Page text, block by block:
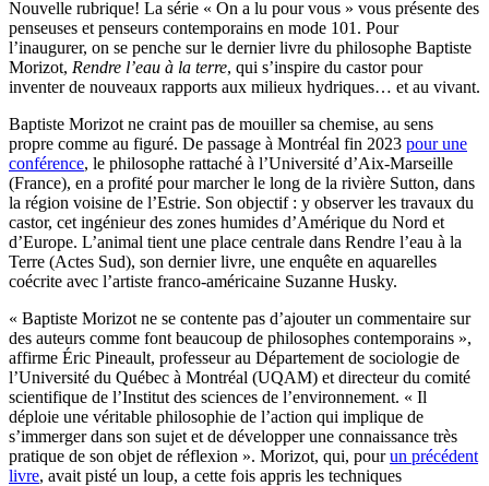
Nouvelle rubrique! La série « On a lu pour vous » vous présente des
penseuses et penseurs contemporains en mode 101. Pour
l’inaugurer, on se penche sur le dernier livre du philosophe Baptiste
Morizot, Rendre l’eau à la terre, qui s’inspire du castor pour
inventer de nouveaux rapports aux milieux hydriques… et au vivant.
Baptiste Morizot ne craint pas de mouiller sa chemise, au sens
propre comme au figuré. De passage à Montréal fin 2023 pour une
conférence, le philosophe rattaché à l’Université d’Aix-Marseille
(France), en a profité pour marcher le long de la rivière Sutton, dans
la région voisine de l’Estrie. Son objectif : y observer les travaux du
castor, cet ingénieur des zones humides d’Amérique du Nord et
d’Europe. L’animal tient une place centrale dans Rendre l’eau à la
Terre (Actes Sud), son dernier livre, une enquête en aquarelles
coécrite avec l’artiste franco-américaine Suzanne Husky.
« Baptiste Morizot ne se contente pas d’ajouter un commentaire sur
des auteurs comme font beaucoup de philosophes contemporains »,
affirme Éric Pineault, professeur au Département de sociologie de
l’Université du Québec à Montréal (UQAM) et directeur du comité
scientifique de l’Institut des sciences de l’environnement. « Il
déploie une véritable philosophie de l’action qui implique de
s’immerger dans son sujet et de développer une connaissance très
pratique de son objet de réflexion ». Morizot, qui, pourun précédent
livre, avait pisté un loup, a cette fois appris les techniques